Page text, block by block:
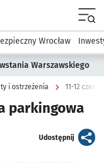
Dla mieszkańca
Wrocław
Warszawskiego
i ostrzeżenia 11-12
parkingowa
Udostępnijartykuł